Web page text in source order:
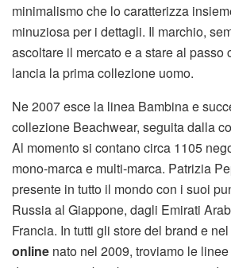
minimalismo che lo caratterizza
minuziosa per i dettagli. Il marchio,
ascoltare il mercato e a stare al passo
lancia la prima collezione uomo.
Ne 2007 esce la linea Bambina e
collezione Beachwear, seguita dalla
Al momento si contano circa 1105
mono-marca e multi-marca. Patrizia
presente in tutto il mondo con i suoi
Russia al Giappone, dagli Emirati
Francia. In tutti gli store del brand e
online nato nel 2009, troviamo le